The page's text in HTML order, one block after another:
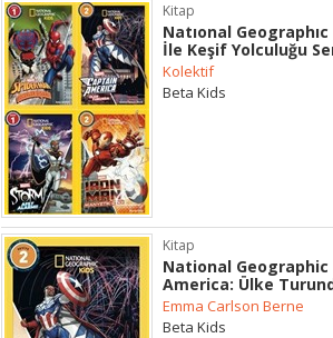
Kitap
Natıonal
İle Keşif Yolculuğu
Kolektif
Beta Kids
Kitap
National
America: Ülke
Emma Carlson Berne
Beta Kids